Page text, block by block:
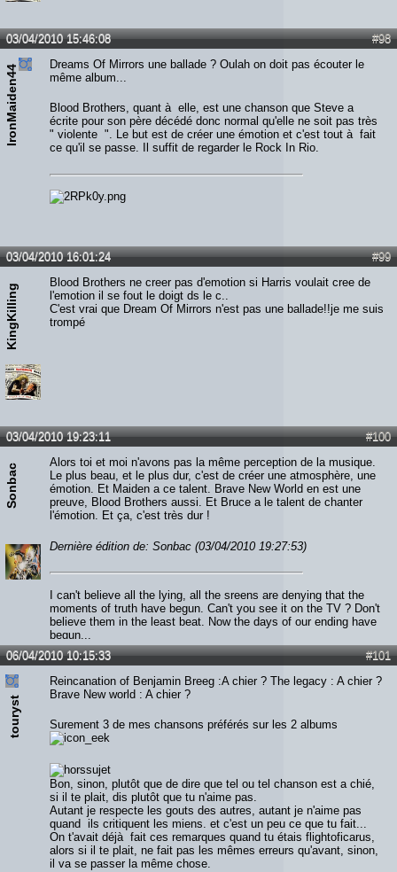
#98
03/04/2010 15:46:08
IronMaiden44
Dreams Of Mirrors une ballade ? Oulah on doit pas écouter le
même album...
Blood Brothers, quant à elle, est une chanson que Steve a
écrite pour son père décédé donc normal qu'elle ne soit pas très
" violente ". Le but est de créer une émotion et c'est tout à fait
ce qu'il se passe. Il suffit de regarder le Rock In Rio.
#99
03/04/2010 16:01:24
KingKilling
Blood Brothers ne creer pas d'emotion si Harris voulait cree de
l'emotion il se fout le doigt ds le c..
C'est vrai que Dream Of Mirrors n'est pas une ballade!!je me suis
trompé
#100
03/04/2010 19:23:11
Sonbac
Alors toi et moi n'avons pas la même perception de la musique.
Le plus beau, et le plus dur, c'est de créer une atmosphère, une
émotion. Et Maiden a ce talent. Brave New World en est une
preuve, Blood Brothers aussi. Et Bruce a le talent de chanter
l'émotion. Et ça, c'est très dur !
Dernière édition de: Sonbac (03/04/2010 19:27:53)
I can't believe all the lying, all the sreens are denying that the
moments of truth have begun. Can't you see it on the TV ? Don't
believe them in the least beat. Now the days of our ending have
begun...
#101
06/04/2010 10:15:33
touryst
Reincanation of Benjamin Breeg :A chier ? The legacy : A chier ?
Brave New world : A chier ?
Surement 3 de mes chansons préférés sur les 2 albums
Bon, sinon, plutôt que de dire que tel ou tel chanson est a chié,
si il te plait, dis plutôt que tu n'aime pas.
Autant je respecte les gouts des autres, autant je n'aime pas
quand ils critiquent les miens. et c'est un peu ce que tu fait...
On t'avait déjà fait ces remarques quand tu étais flightoficarus,
alors si il te plait, ne fait pas les mêmes erreurs qu'avant, sinon,
il va se passer la même chose.